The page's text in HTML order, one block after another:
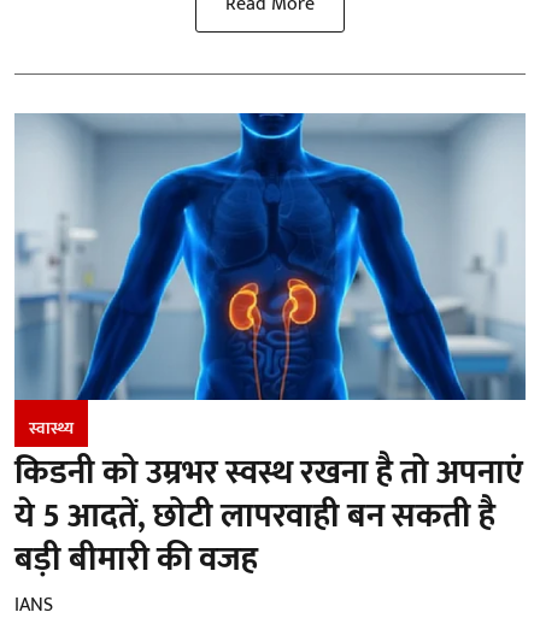
स्वास्थ्य
किडनी को उम्रभर स्वस्थ रखना है तो अपनाएं
ये 5 आदतें, छोटी लापरवाही बन सकती है
बड़ी बीमारी की वजह
IANS